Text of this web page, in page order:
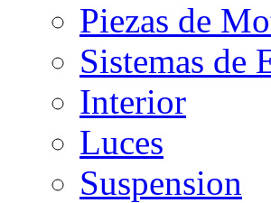
Piezas de
Sistemas de
Interior
Luces
Suspension